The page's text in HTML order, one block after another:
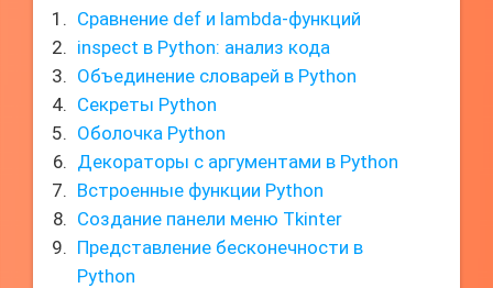
Сравнение def и lambda-функций
inspect в Python: анализ кода
Объединение словарей в Python
Секреты Python
Оболочка Python
Декораторы с аргументами в Python
Встроенные функции Python
Создание панели меню Tkinter
Представление бесконечности в
Python